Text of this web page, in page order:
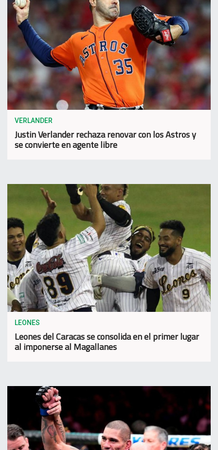
VERLANDER
Justin Verlander rechaza renovar con los Astros y
se convierte en agente libre
LEONES
Leones del Caracas se consolida en el primer lugar
al imponerse al Magallanes